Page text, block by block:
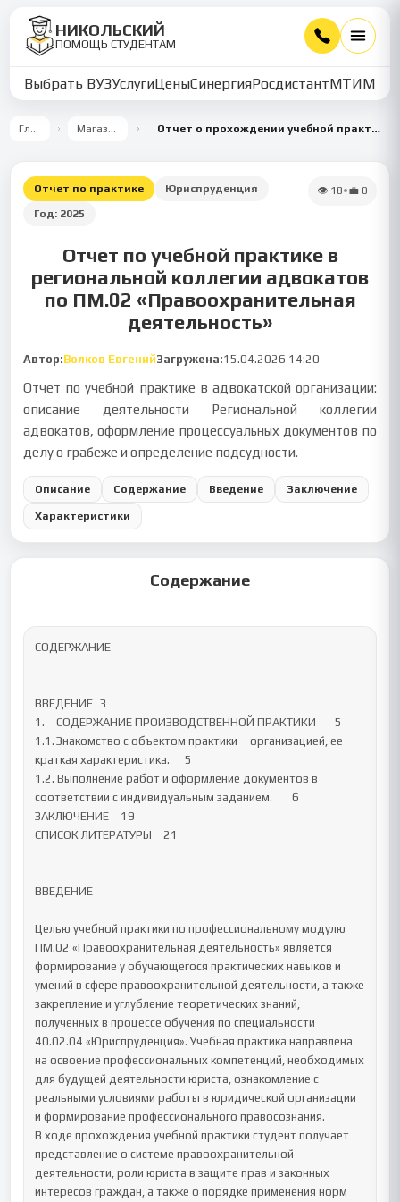
НИКОЛЬСКИЙ
ПОМОЩЬ СТУДЕНТАМ
Выбрать ВУЗУслугиЦеныСинергияРосдистантМТИММУ
Главная Магазин работ Отчет о прохождении учебной практики в рамках ПМ.02 «Правоохранительная деятельность»
Отчет по практике
Юриспруденция
Год: 2025
👁 18•💼 0
Отчет по учебной практике в
региональной коллегии адвокатов
по ПМ.02 «Правоохранительная
деятельность»
Автор:Волков ЕвгенийЗагружена:15.04.2026 14:20
Отчет по учебной практике в адвокатской организации:
описание деятельности Региональной коллегии
адвокатов, оформление процессуальных документов по
делу о грабеже и определение подсудности.
Описание Содержание Введение Заключение
Характеристики
Содержание
СОДЕРЖАНИЕ
ВВЕДЕНИЕ	3
1.	СОДЕРЖАНИЕ ПРОИЗВОДСТВЕННОЙ ПРАКТИКИ	5
1.1.	Знакомство с объектом практики – организацией, ее
краткая характеристика.	5
1.2. Выполнение работ и оформление документов в
соответствии с индивидуальным заданием.	6
ЗАКЛЮЧЕНИЕ	19
СПИСОК ЛИТЕРАТУРЫ	21
ВВЕДЕНИЕ
Целью учебной практики по профессиональному модулю
ПМ.02 «Правоохранительная деятельность» является
формирование у обучающегося практических навыков и
умений в сфере правоохранительной деятельности, а также
закрепление и углубление теоретических знаний,
полученных в процессе обучения по специальности
40.02.04 «Юриспруденция». Учебная практика направлена
на освоение профессиональных компетенций, необходимых
для будущей деятельности юриста, ознакомление с
реальными условиями работы в юридической организации
и формирование профессионального правосознания.
В ходе прохождения учебной практики студент получает
представление о системе правоохранительной
деятельности, роли юриста в защите прав и законных
интересов граждан, а также о порядке применения норм